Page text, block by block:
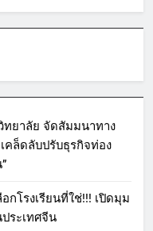
ยาลัย จัดสัมมนาทาง
คล็ดลับปรับธุรกิจท่อง
กโรงเรียนที่ใช่!!! เปิดมุม
ระเทศจีน